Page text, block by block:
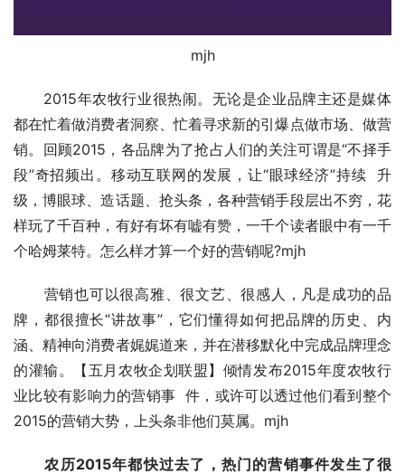
mjh
2015年农牧行业很热闹。无论是企业品牌主还是媒体
都在忙着做消费者洞察、忙着寻求新的引爆点做市场、做营
销。回顾2015，各品牌为了抢占人们的关注可谓是“不择手
段”奇招频出。移动互联网的发展，让“眼球经济”持续  升
级，博眼球、造话题、抢头条，各种营销手段层出不穷，花
样玩了千百种，有好有坏有嘘有赞，一千个读者眼中有一千
个哈姆莱特。怎么样才算一个好的营销呢?mjh
营销也可以很高雅、很文艺、很感人，凡是成功的品
牌，都很擅长“讲故事”，它们懂得如何把品牌的历史、内
涵、精神向消费者娓娓道来，并在潜移默化中完成品牌理念
的灌输。【五月农牧企划联盟】倾情发布2015年度农牧行
业比较有影响力的营销事  件，或许可以透过他们看到整个
2015的营销大势，上头条非他们莫属。mjh
农历2015年都快过去了，热门的营销事件发生了很